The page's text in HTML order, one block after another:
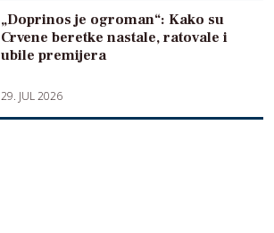
„Doprinos je ogroman“: Kako su
Crvene beretke nastale, ratovale i
ubile premijera
29. JUL 2026